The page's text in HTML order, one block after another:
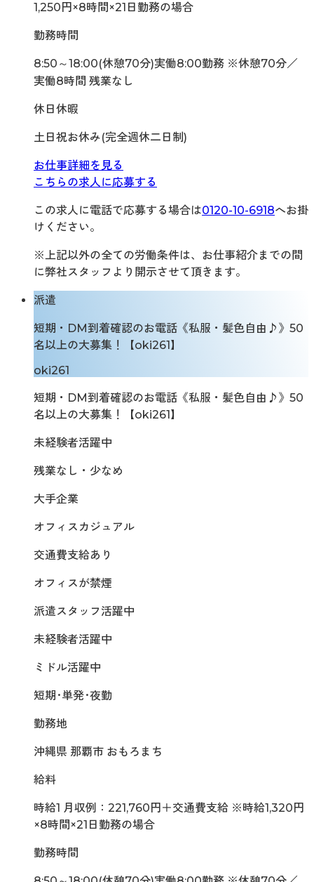
1,250円×8時間×21日勤務の場合
勤務時間
8:50～18:00(休憩70分)実働8:00勤務 ※休憩70分／
実働8時間 残業なし
休日休暇
土日祝お休み(完全週休二日制)
お仕事詳細を見る
こちらの求人に応募する
この求人に電話で応募する場合は0120-10-6918へお掛
けください。
※上記以外の全ての労働条件は、お仕事紹介までの間
に弊社スタッフより開示させて頂きます。
派遣
短期・DM到着確認のお電話《私服・髪色自由♪》50
名以上の大募集！【oki261】
oki261
短期・DM到着確認のお電話《私服・髪色自由♪》50
名以上の大募集！【oki261】
未経験者活躍中
残業なし・少なめ
大手企業
オフィスカジュアル
交通費支給あり
オフィスが禁煙
派遣スタッフ活躍中
未経験者活躍中
ミドル活躍中
短期･単発･夜勤
勤務地
沖縄県 那覇市 おもろまち
給料
時給1 月収例：221,760円＋交通費支給 ※時給1,320円
×8時間×21日勤務の場合
勤務時間